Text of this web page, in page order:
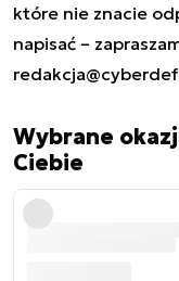
które nie znacie
napisać –
Wybrane
Ciebie